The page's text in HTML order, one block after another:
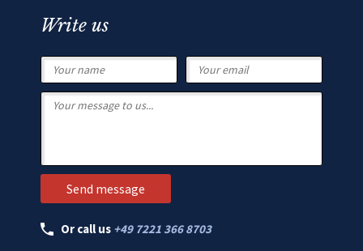
Write us
Or call us +49 7221 366 8703